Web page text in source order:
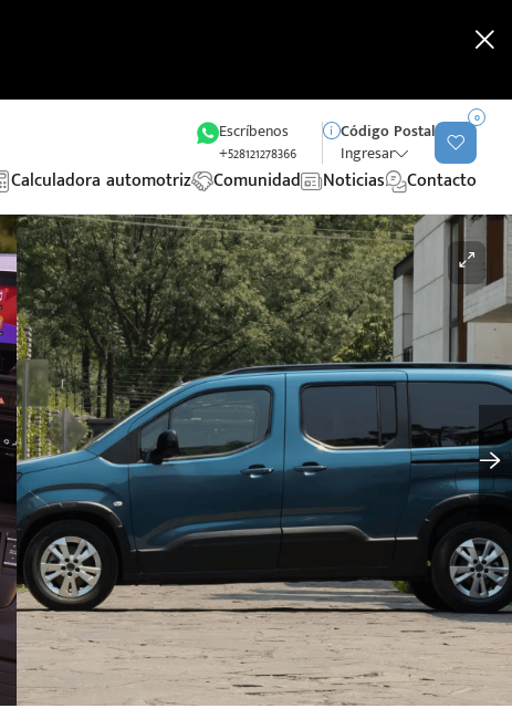
Escríbenos
+528121278366
Código Postal
Ingresar
0
Calculadora automotriz Comunidad Noticias Contacto